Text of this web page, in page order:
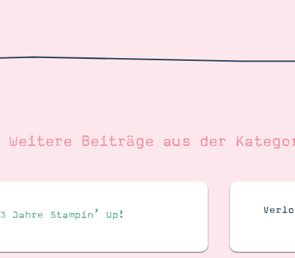
Weitere Beiträge aus der
3 Jahre Stampin’ Up!